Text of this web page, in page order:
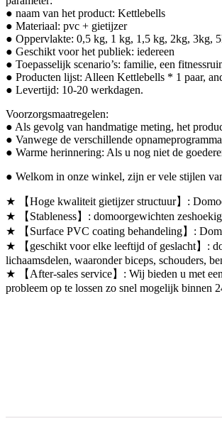
● naam van het product: Kettlebells
● Materiaal: pvc + gietijzer
● Oppervlakte: 0,5 kg, 1 kg, 1,5 kg, 2kg, 3kg,
● Geschikt voor het publiek: iedereen
● Toepasselijk scenario’s: familie, een
● Producten lijst: Alleen Kettlebells * 1 paar,
● Levertijd: 10-20 werkdagen.
Voorzorgsmaatregelen:
● Als gevolg van handmatige meting, het
● Vanwege de verschillende
● Warme herinnering: Als u nog niet de
● Welkom in onze winkel, zijn er vele stijlen
★ 【Hoge kwaliteit gietijzer structuur】:
★ 【Stableness】: domoorgewichten
★ 【Surface PVC coating behandeling】:
★ 【geschikt voor elke leeftijd of geslacht】:
lichaamsdelen, waaronder biceps, schouders,
★ 【After-sales service】: Wij bieden u met
probleem op te lossen zo snel mogelijk binnen